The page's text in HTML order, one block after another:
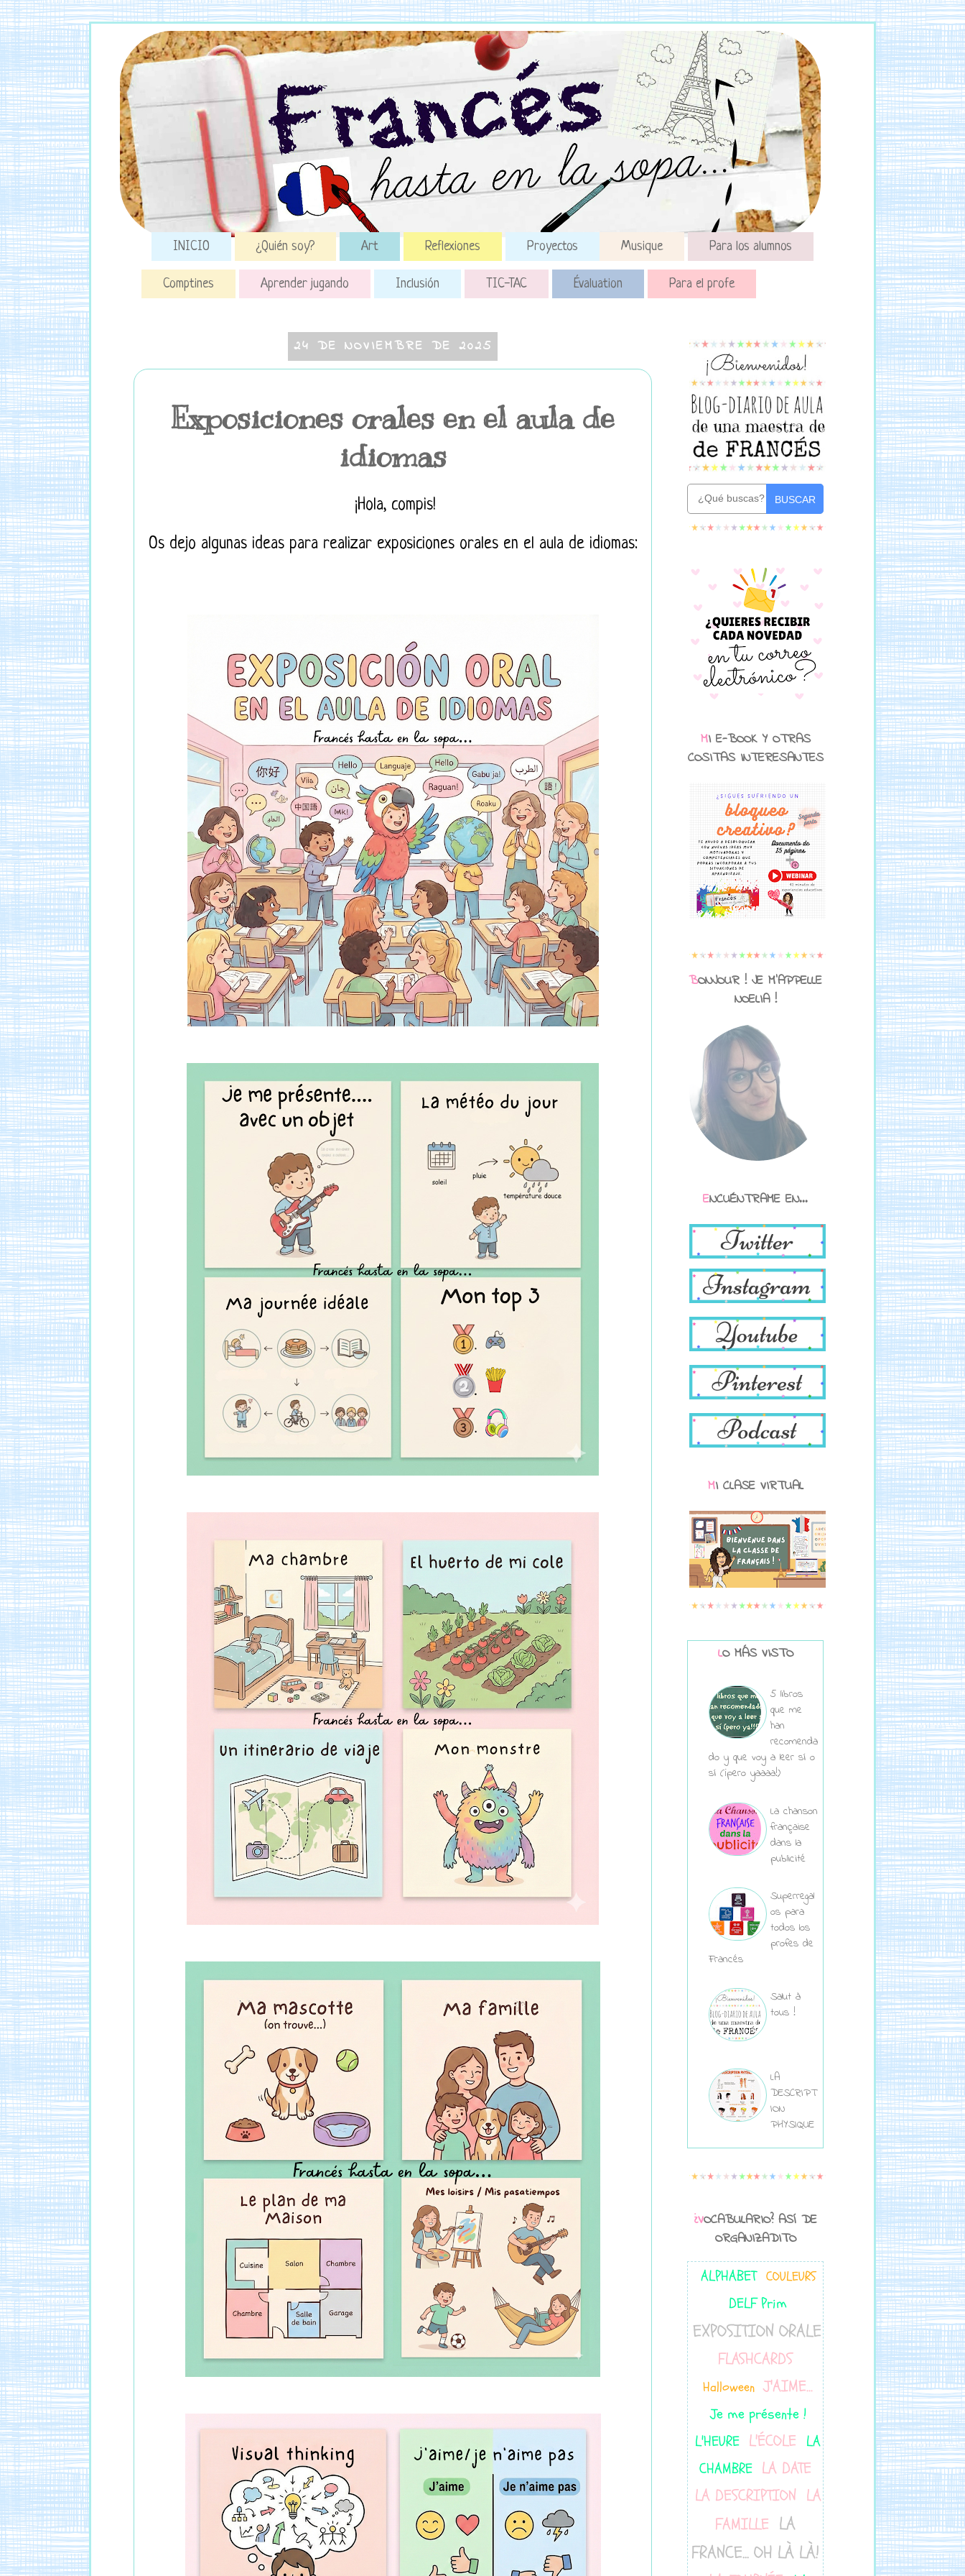
INICIO ¿Quién soy? Art Reflexiones Proyectos Musique Para los alumnos
Comptines Aprender jugando Inclusión TIC-TAC Évaluation Para el profe
24 DE NOVIEMBRE DE 2025
Exposiciones orales en el aula de
idiomas
¡Hola, compis!
Os dejo algunas ideas para realizar exposiciones orales en el aula de idiomas:
BUSCAR
MI E-BOOK Y OTRAS
COSITAS INTERESANTES
BONJOUR ! JE M'APPELLE
NOELIA !
ENCUÉNTRAME EN...
MI CLASE VIRTUAL
LO MÁS VISTO
5 libros
que me
han
recomenda
do y que voy a leer sí o
sí (¡pero yaaaa!)
La chanson
française
dans la
publicité
Superregal
os para
todos los
profes de
Francés
Salut à
tous !
LA
DESCRIPT
ION
PHYSIQUE
¿VOCABULARIO? ASÍ DE
ORGANIZADITO
ALPHABET COULEURS
DELF Prim
EXPOSITION ORALE
FLASHCARDS
Halloween J'AIME...
Je me présente !
L'HEURE L'ÉCOLE LA
CHAMBRE LA DATE
LA DESCRIPTION LA
FAMILLE LA
FRANCE... OH LÀ LÀ!